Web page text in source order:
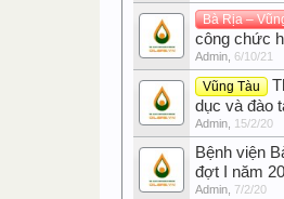
Bà Rịa –
công chức
Admin, 6/10/21
Vũng Tàu
dục và đào
Admin, 15/2/20
Bệnh viện
đợt I năm
Admin, 7/2/20